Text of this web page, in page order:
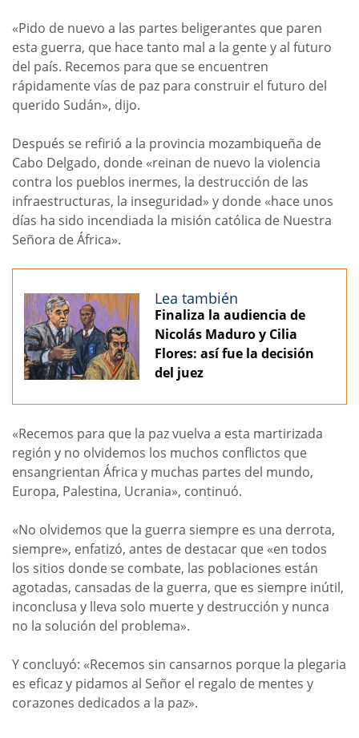
«Pido de nuevo a las partes beligerantes que paren
esta guerra, que hace tanto mal a la gente y al futuro
del país. Recemos para que se encuentren
rápidamente vías de paz para construir el futuro del
querido Sudán», dijo.
Después se refirió a la provincia mozambiqueña de
Cabo Delgado, donde «reinan de nuevo la violencia
contra los pueblos inermes, la destrucción de las
infraestructuras, la inseguridad» y donde «hace unos
días ha sido incendiada la misión católica de Nuestra
Señora de África».
Lea también
Finaliza la audiencia de
Nicolás Maduro y Cilia
Flores: así fue la decisión
del juez
«Recemos para que la paz vuelva a esta martirizada
región y no olvidemos los muchos conflictos que
ensangrientan África y muchas partes del mundo,
Europa, Palestina, Ucrania», continuó.
«No olvidemos que la guerra siempre es una derrota,
siempre», enfatizó, antes de destacar que «en todos
los sitios donde se combate, las poblaciones están
agotadas, cansadas de la guerra, que es siempre inútil,
inconclusa y lleva solo muerte y destrucción y nunca
no la solución del problema».
Y concluyó: «Recemos sin cansarnos porque la plegaria
es eficaz y pidamos al Señor el regalo de mentes y
corazones dedicados a la paz».